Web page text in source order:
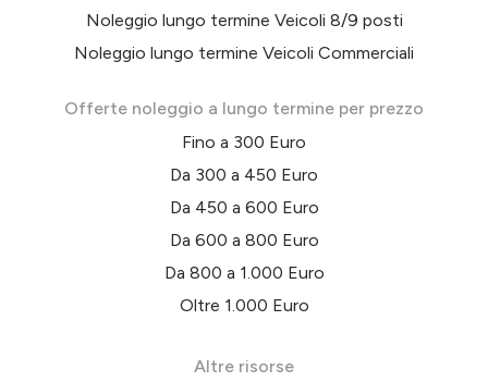
Noleggio lungo termine Veicoli 8/9 posti
Noleggio lungo termine Veicoli Commerciali
Offerte noleggio a lungo termine per prezzo
Fino a 300 Euro
Da 300 a 450 Euro
Da 450 a 600 Euro
Da 600 a 800 Euro
Da 800 a 1.000 Euro
Oltre 1.000 Euro
Altre risorse